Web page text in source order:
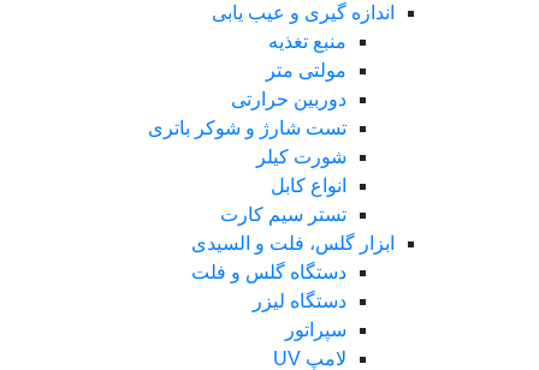
اندازه گیری و عیب یابی
منبع تغذیه
مولتی متر
دوربین حرارتی
تست شارژ و شوکر باتری
شورت کیلر
انواع کابل
تستر سیم کارت
ابزار گلس، فلت و السیدی
دستگاه گلس و فلت
دستگاه لیزر
سپراتور
لامپ UV